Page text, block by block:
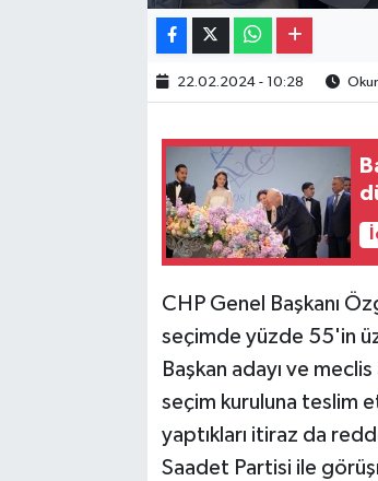
22.02.2024 - 10:28
CHP Genel Başkanı
seçimde yüzde 55'in
Başkan adayı ve
seçim kuruluna teslim
yaptıkları itiraz da
Saadet Partisi ile